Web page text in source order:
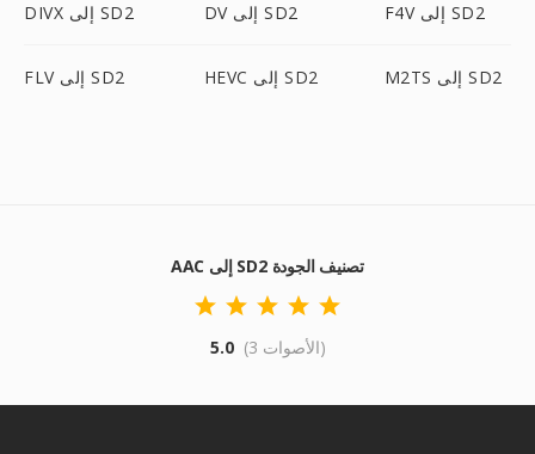
DIVX إلى SD2 DV إلى SD2 F4V إلى SD2
FLV إلى SD2 HEVC إلى SD2 M2TS إلى SD2
AAC إلى SD2 تصنيف الجودة
5.0 (3 الأصوات)